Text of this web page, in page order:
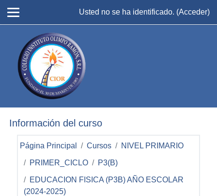
Usted no se ha identificado. (Acceder)
Información del curso
Página Principal Cursos NIVEL PRIMARIO
PRIMER_CICLO P3(B)
EDUCACION FISICA (P3B) AÑO ESCOLAR
(2024-2025)